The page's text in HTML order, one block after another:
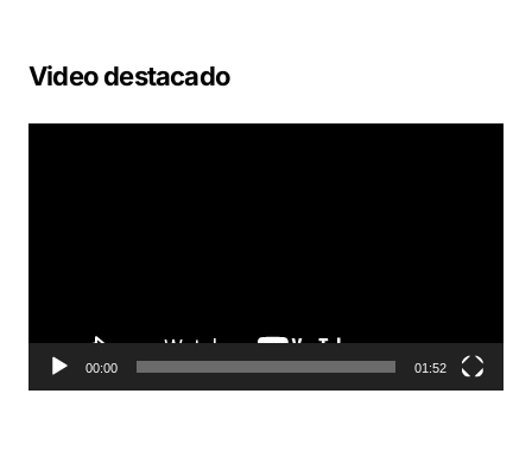
Video destacado
t
r
00:00 01:52